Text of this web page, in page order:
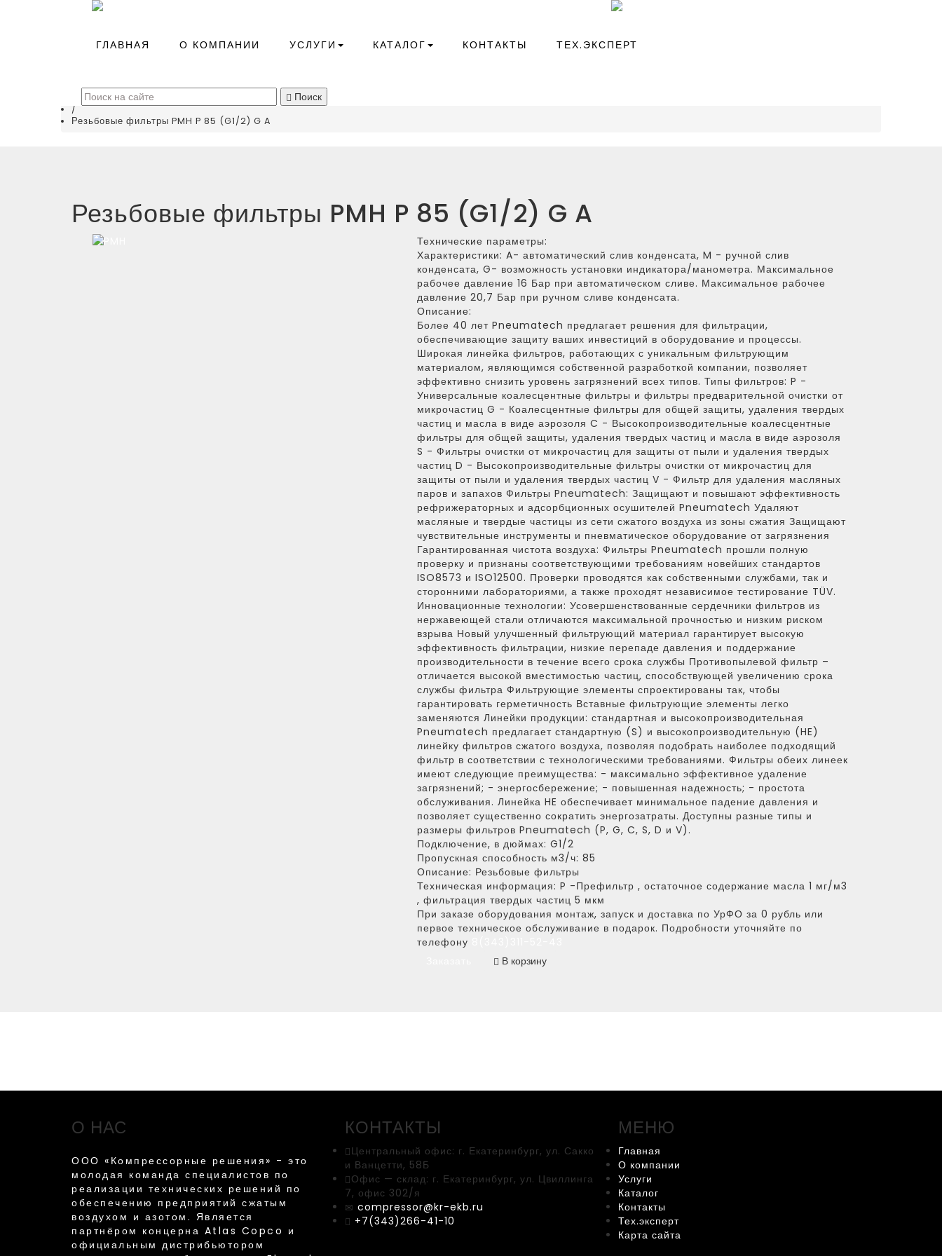
ГЛАВНАЯ
О КОМПАНИИ УСЛУГИ КАТАЛОГ КОНТАКТЫ ТЕХ.ЭКСПЕРТ
Поиск
Каталог
Фильтры сжатого воздуха
/
Резьбовые фильтры PMH P 85 (G1/2) G A
Резьбовые фильтры PMH P 85 (G1/2) G A
Технические параметры:
Характеристики: A- автоматический слив конденсата, M - ручной слив
конденсата, G- возможность установки индикатора/манометра. Максимальное
рабочее давление 16 Бар при автоматическом сливе. Максимальное рабочее
давление 20,7 Бар при ручном сливе конденсата.
Описание:
Более 40 лет Pneumatech предлагает решения для фильтрации,
обеспечивающие защиту ваших инвестиций в оборудование и процессы.
Широкая линейка фильтров, работающих с уникальным фильтрующим
материалом, являющимся собственной разработкой компании, позволяет
эффективно снизить уровень загрязнений всех типов. Типы фильтров: P -
Универсальные коалесцентные фильтры и фильтры предварительной очистки от
микрочастиц G - Коалесцентные фильтры для общей защиты, удаления твердых
частиц и масла в виде аэрозоля C - Высокопроизводительные коалесцентные
фильтры для общей защиты, удаления твердых частиц и масла в виде аэрозоля
S - Фильтры очистки от микрочастиц для защиты от пыли и удаления твердых
частиц D - Высокопроизводительные фильтры очистки от микрочастиц для
защиты от пыли и удаления твердых частиц V - Фильтр для удаления масляных
паров и запахов Фильтры Pneumatech: Защищают и повышают эффективность
рефрижераторных и адсорбционных осушителей Pneumatech Удаляют
масляные и твердые частицы из сети сжатого воздуха из зоны сжатия Защищают
чувствительные инструменты и пневматическое оборудование от загрязнения
Гарантированная чистота воздуха: Фильтры Pneumatech прошли полную
проверку и признаны соответствующими требованиям новейших стандартов
ISO8573 и ISO12500. Проверки проводятся как собственными службами, так и
сторонними лабораториями, а также проходят независимое тестирование TÜV.
Инновационные технологии: Усовершенствованные сердечники фильтров из
нержавеющей стали отличаются максимальной прочностью и низким риском
взрыва Новый улучшенный фильтрующий материал гарантирует высокую
эффективность фильтрации, низкие перепаде давления и поддержание
производительности в течение всего срока службы Противопылевой фильтр –
отличается высокой вместимостью частиц, способствующей увеличению срока
службы фильтра Фильтрующие элементы спроектированы так, чтобы
гарантировать герметичность Вставные фильтрующие элементы легко
заменяются Линейки продукции: стандартная и высокопроизводительная
Pneumatech предлагает стандартную (S) и высокопроизводительную (HE)
линейку фильтров сжатого воздуха, позволяя подобрать наиболее подходящий
фильтр в соответствии с технологическими требованиями. Фильтры обеих линеек
имеют следующие преимущества: - максимально эффективное удаление
загрязнений; - энергосбережение; - повышенная надежность; - простота
обслуживания. Линейка HE обеспечивает минимальное падение давления и
позволяет существенно сократить энергозатраты. Доступны разные типы и
размеры фильтров Pneumatech (P, G, C, S, D и V).
Подключение, в дюймах: G1/2
Пропускная способность м3/ч: 85
Описание: Резьбовые фильтры
Техническая информация: P -Префильтр , остаточное содержание масла 1 мг/м3
, фильтрация твердых частиц 5 мкм
При заказе оборудования монтаж, запуск и доставка по УрФО за 0 рубль или
первое техническое обслуживание в подарок. Подробности уточняйте по
телефону
В корзину
О НАС
ООО «Компрессорные решения» - это
молодая команда специалистов по
реализации технических решений по
обеспечению предприятий сжатым
воздухом и азотом. Является
партнёром концерна Atlas Copco и
официальным дистрибьютором
КОНТАКТЫ
Центральный офис: г. Екатеринбург, ул. Сакко
и Ванцетти, 58Б
Офис — склад: г. Екатеринбург, ул. Цвиллинга
7, офис 302/я
compressor@kr-ekb.ru
+7(343)266-41-10
МЕНЮ
Главная
О компании
Услуги
Каталог
Контакты
Тех.эксперт
Карта сайта